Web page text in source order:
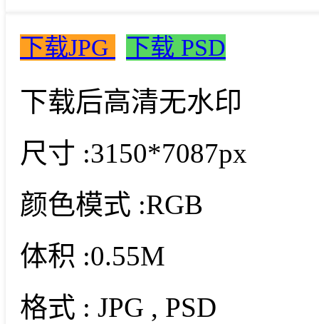
下载JPG 下载 PSD
下载后高清无水印
尺寸 :3150*7087px
颜色模式 :RGB
体积 :0.55M
格式 : JPG , PSD